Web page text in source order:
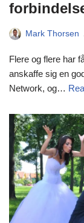
Mark Thorsen
Flere og flere har
anskaffe sig en
Network, og…